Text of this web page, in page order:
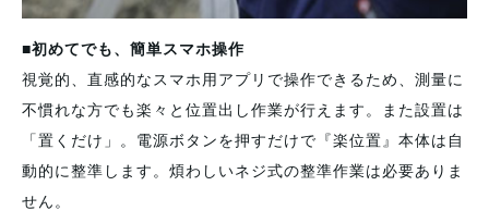
■初めてでも、簡単スマホ操作
視覚的、直感的なスマホ用アプリで操作できるため、測量に
不慣れな方でも楽々と位置出し作業が行えます。また設置は
「置くだけ」。電源ボタンを押すだけで『楽位置』本体は自
動的に整準します。煩わしいネジ式の整準作業は必要ありま
せん。